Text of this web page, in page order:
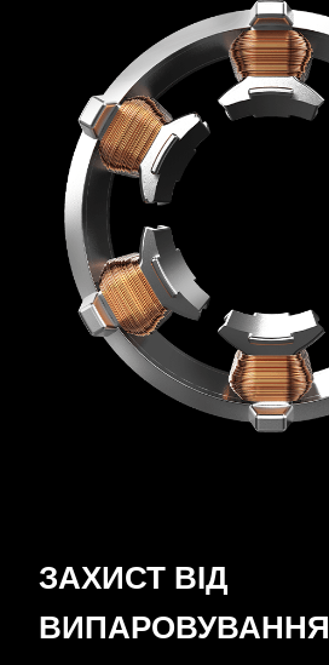
ЗАХИСТ ВІД
ВИПАРОВУВАННЯ